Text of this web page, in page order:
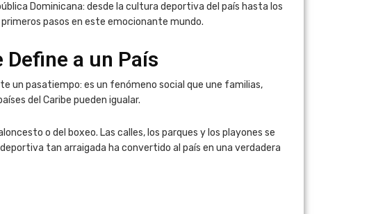
Dominicana: desde la cultura deportiva del país hasta los
pasos en este emocionante mundo.
a un País
un pasatiempo: es un fenómeno social que une familias,
del Caribe pueden igualar.
o del boxeo. Las calles, los parques y los playones se
tan arraigada ha convertido al país en una verdadera